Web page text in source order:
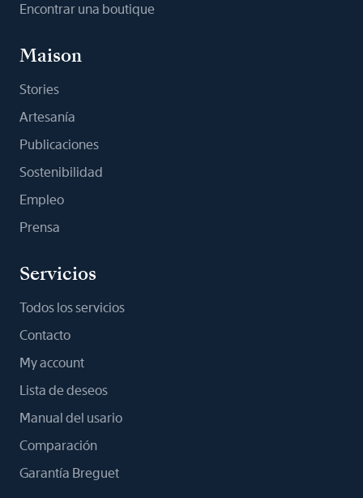
Encontrar una boutique
Maison
Stories
Artesanía
Publicaciones
Sostenibilidad
Empleo
Prensa
Servicios
Todos los servicios
Contacto
My account
Lista de deseos
Manual del usario
Comparación
Garantía Breguet